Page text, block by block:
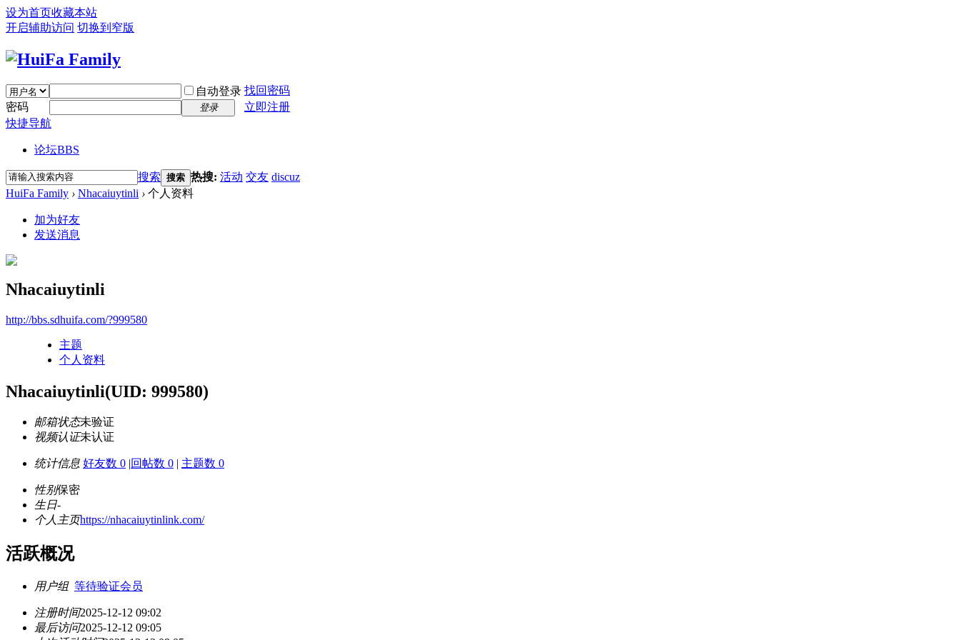
设为首页收藏本站
开启辅助访问 切换到窄版
自动登录 找回密码
密码
登录
立即注册
快捷导航
论坛BBS
搜索 搜索 热搜: 活动 交友 discuz
HuiFa Family › Nhacaiuytinli › 个人资料
加为好友
发送消息
Nhacaiuytinli
http://bbs.sdhuifa.com/?999580
主题
个人资料
Nhacaiuytinli(UID: 999580)
邮箱状态未验证
视频认证未认证
统计信息 好友数 0 |回帖数 0 | 主题数 0
性别保密
生日-
个人主页https://nhacaiuytinlink.com/
活跃概况
用户组 等待验证会员
注册时间2025-12-12 09:02
最后访问2025-12-12 09:05